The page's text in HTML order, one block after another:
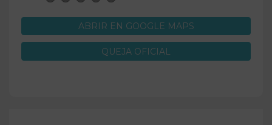
ABRIR EN GOOGLE MAPS
QUEJA OFICIAL